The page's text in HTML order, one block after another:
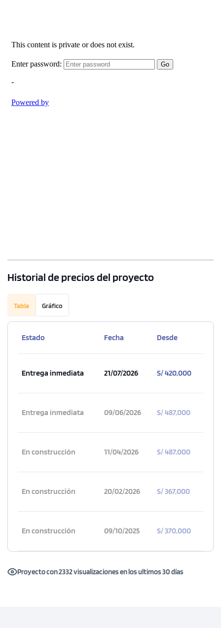
Historial de precios del proyecto
Tabla Gráfico
Estado Fecha Desde
Entrega inmediata 21/07/2026 S/ 420,000
Entrega inmediata 09/06/2026 S/ 487,000
En construcción 11/04/2026 S/ 487,000
En construcción 20/02/2026 S/ 367,000
En construcción 09/10/2025 S/ 370,000
Proyecto con 2332 visualizaciones en los ultimos 30 días